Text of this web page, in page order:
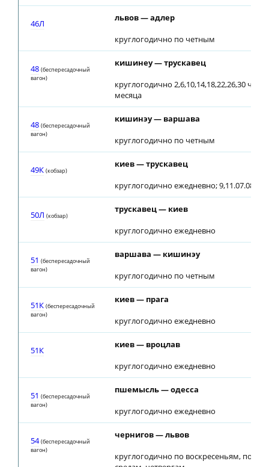
46Л
львов — адлер
круглогодично по четным
48 (беспересадочный
вагон)
кишинеу — трускавец
круглогодично 2,6,10,14,18,22,26,30
месяца
48 (беспересадочный
вагон)
кишинэу — варшава
круглогодично по четным
49К (кобзар)
киев — трускавец
круглогодично ежедневно; 9,11.07.08 до
50Л (кобзар)
трускавец — киев
круглогодично ежедневно
51 (беспересадочный
вагон)
варшава — кишинэу
круглогодично по четным
51К (беспересадочный
вагон)
киев — прага
круглогодично ежедневно
51К
киев — вроцлав
круглогодично ежедневно
51 (беспересадочный
вагон)
пшемысль — одесса
круглогодично ежедневно
54 (беспересадочный
вагон)
чернигов — львов
круглогодично по воскресеньям,